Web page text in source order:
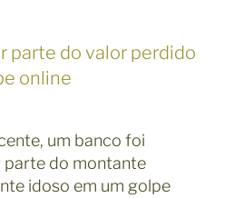
parte do valor perdido
online
um banco foi
parte do montante
idoso em um golpe